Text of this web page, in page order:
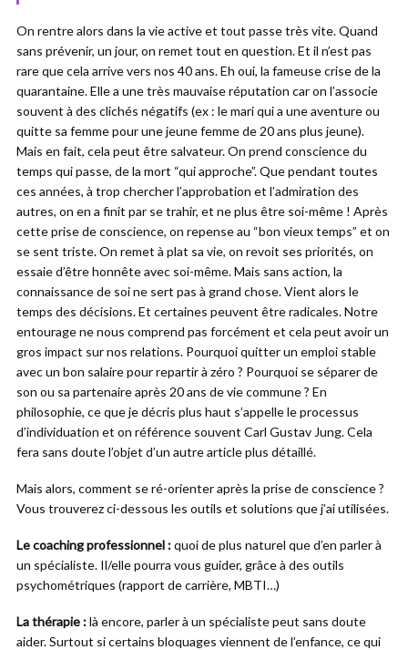
On rentre alors dans la vie active et tout passe très vite. Quand
sans prévenir, un jour, on remet tout en question. Et il n’est pas
rare que cela arrive vers nos 40 ans. Eh oui, la fameuse crise de la
quarantaine. Elle a une très mauvaise réputation car on l’associe
souvent à des clichés négatifs (ex : le mari qui a une aventure ou
quitte sa femme pour une jeune femme de 20 ans plus jeune).
Mais en fait, cela peut être salvateur. On prend conscience du
temps qui passe, de la mort “qui approche”. Que pendant toutes
ces années, à trop chercher l’approbation et l’admiration des
autres, on en a finit par se trahir, et ne plus être soi-même ! Après
cette prise de conscience, on repense au “bon vieux temps” et on
se sent triste. On remet à plat sa vie, on revoit ses priorités, on
essaie d’être honnête avec soi-même. Mais sans action, la
connaissance de soi ne sert pas à grand chose. Vient alors le
temps des décisions. Et certaines peuvent être radicales. Notre
entourage ne nous comprend pas forcément et cela peut avoir un
gros impact sur nos relations. Pourquoi quitter un emploi stable
avec un bon salaire pour repartir à zéro ? Pourquoi se séparer de
son ou sa partenaire après 20 ans de vie commune ? En
philosophie, ce que je décris plus haut s’appelle le processus
d’individuation et on référence souvent Carl Gustav Jung. Cela
fera sans doute l’objet d’un autre article plus détaillé.
Mais alors, comment se ré-orienter après la prise de conscience ?
Vous trouverez ci-dessous les outils et solutions que j’ai utilisées.
Le coaching professionnel :quoi de plus naturel que d’en parler à
un spécialiste. Il/elle pourra vous guider, grâce à des outils
psychométriques (rapport de carrière, MBTI…)
La thérapie :là encore, parler à un spécialiste peut sans doute
aider. Surtout si certains bloquages viennent de l’enfance, ce qui